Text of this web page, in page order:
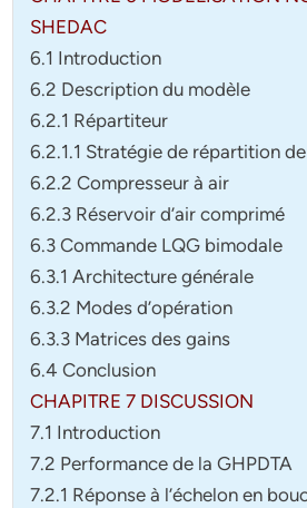
SHEDAC
6.1 Introduction
6.2 Description du modèle
6.2.1 Répartiteur
6.2.1.1 Stratégie de répartition
6.2.2 Compresseur à air
6.2.3 Réservoir d’air comprimé
6.3 Commande LQG bimodale
6.3.1 Architecture générale
6.3.2 Modes d’opération
6.3.3 Matrices des gains
6.4 Conclusion
CHAPITRE 7 DISCUSSION
7.1 Introduction
7.2 Performance de la GHPDTA
7.2.1 Réponse à l’échelon en